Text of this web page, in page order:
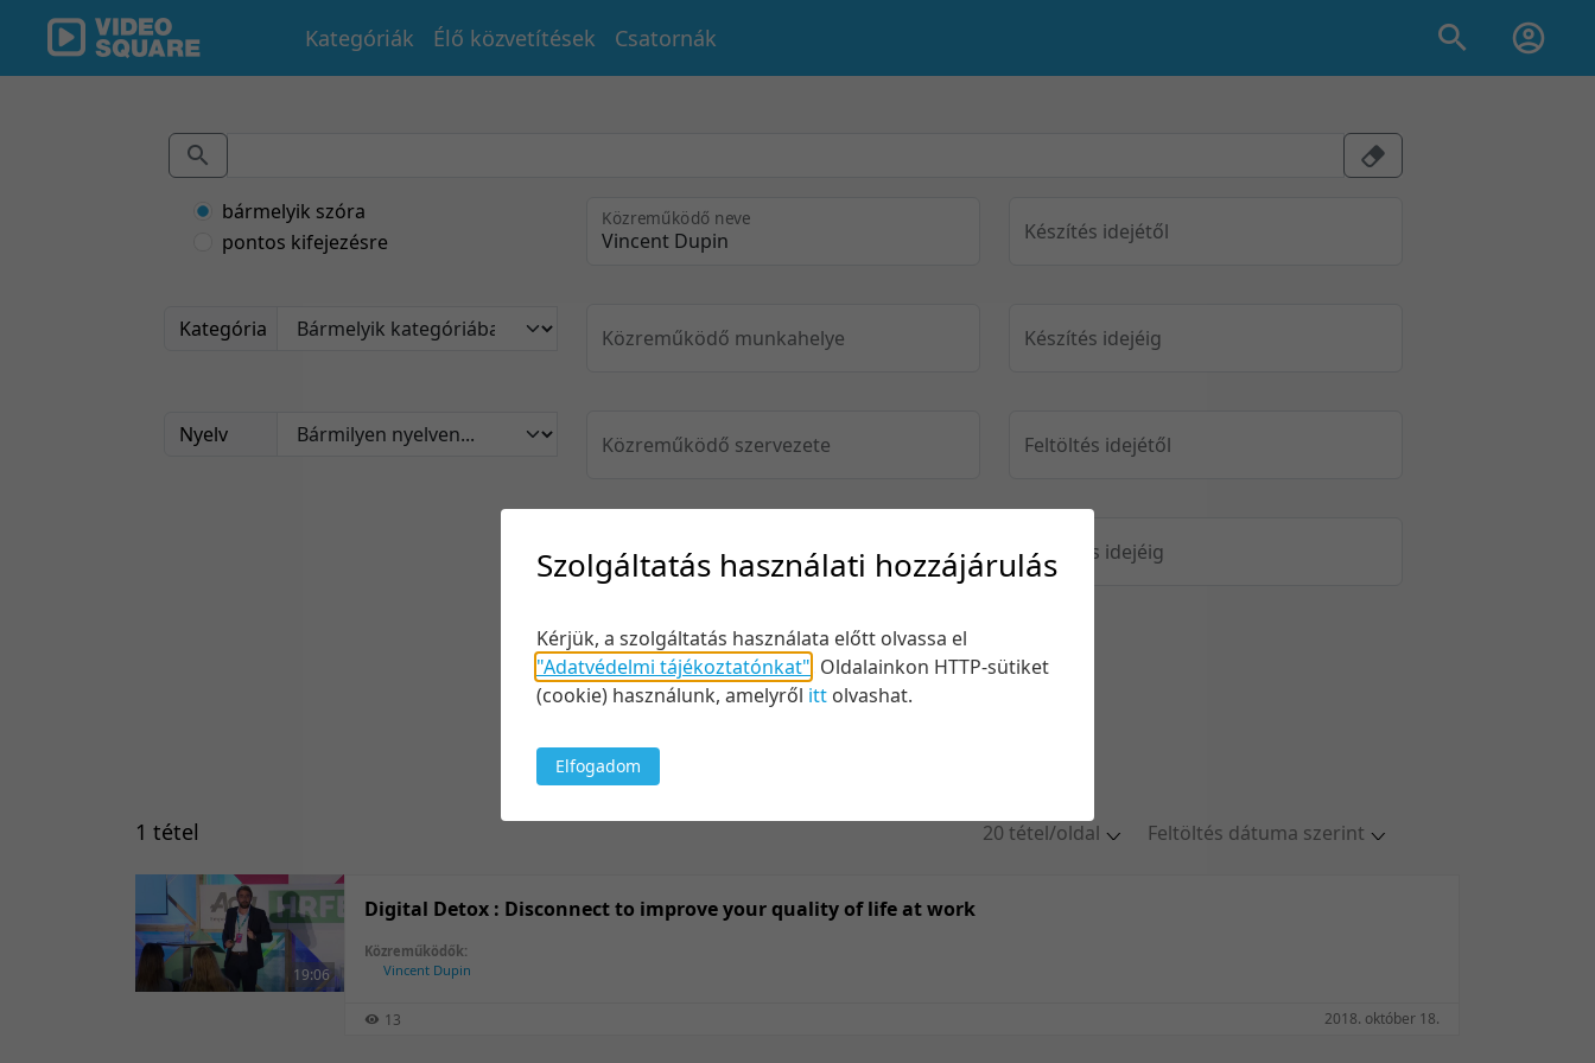
Kategóriák Élő közvetítések Csatornák
bármelyik szóra
pontos kifejezésre
Kategória
Nyelv
Közreműködő neve
Közreműködő munkahelye
Közreműködő szervezete
Készítés idejétől
Készítés idejéig
Feltöltés idejétől
Feltöltés idejéig
Keresés
Feltöltés dátuma szerint
Feltöltés dátuma szerint
1 tétel
20 tétel/oldal
19:06
Digital Detox : Disconnect to improve your quality of life at work
Közreműködők:
Vincent Dupin
13 2018. október 18.
Szolgáltatás használati hozzájárulás
Kérjük, a szolgáltatás használata előtt olvassa el
"Adatvédelmi tájékoztatónkat" Oldalainkon HTTP-sütiket
(cookie) használunk, amelyről itt olvashat.
Elfogadom